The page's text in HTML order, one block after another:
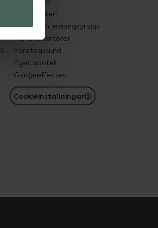
Samarbeten
Ägare och ledningsgrupp
För leverantörer
Företagskund
Eget apotek
Glädjeeffekten
Cookieinställningar